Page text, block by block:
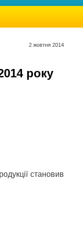
2 жовтня 2014
року
становив